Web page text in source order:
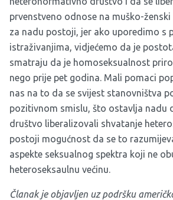
prvenstveno odnose na muško-
za nadu postoji, jer ako uporedimo s
istraživanjima, vidjećemo da je
smatraju da je homoseksualnost
nego prije pet godina. Mali pomaci
nas na to da se svijest stanovništva
pozitivnom smislu, što ostavlja nadu
društvo liberalizovali shvatanje
postoji mogućnost da se to
aspekte seksualnog spektra koji ne
heteroseksaulnu većinu.
Članak je objavljen uz podršku